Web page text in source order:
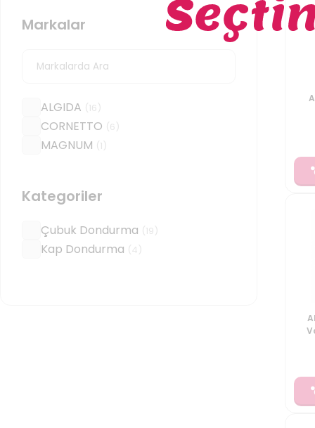
Markalar
ALGIDA (16 )
CORNETTO (6 )
MAGNUM (1 )
Kategoriler
Çubuk Dondurma (19 )
Kap Dondurma (4 )